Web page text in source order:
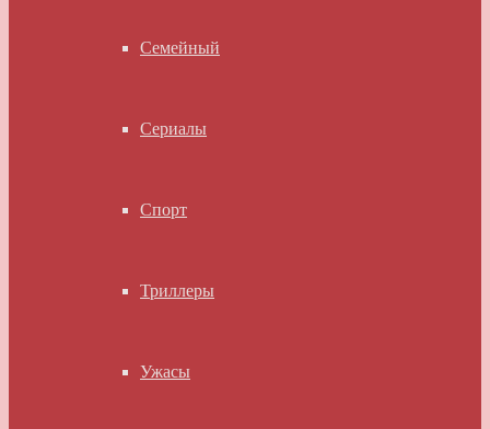
Семейный
Сериалы
Спорт
Триллеры
Ужасы